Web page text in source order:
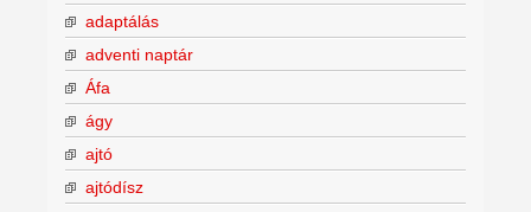
adaptálás
adventi naptár
Áfa
ágy
ajtó
ajtódísz